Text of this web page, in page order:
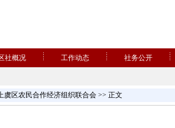
社概况 工作动态 社务公开
虞区农民合作经济组织联合会 >> 正文